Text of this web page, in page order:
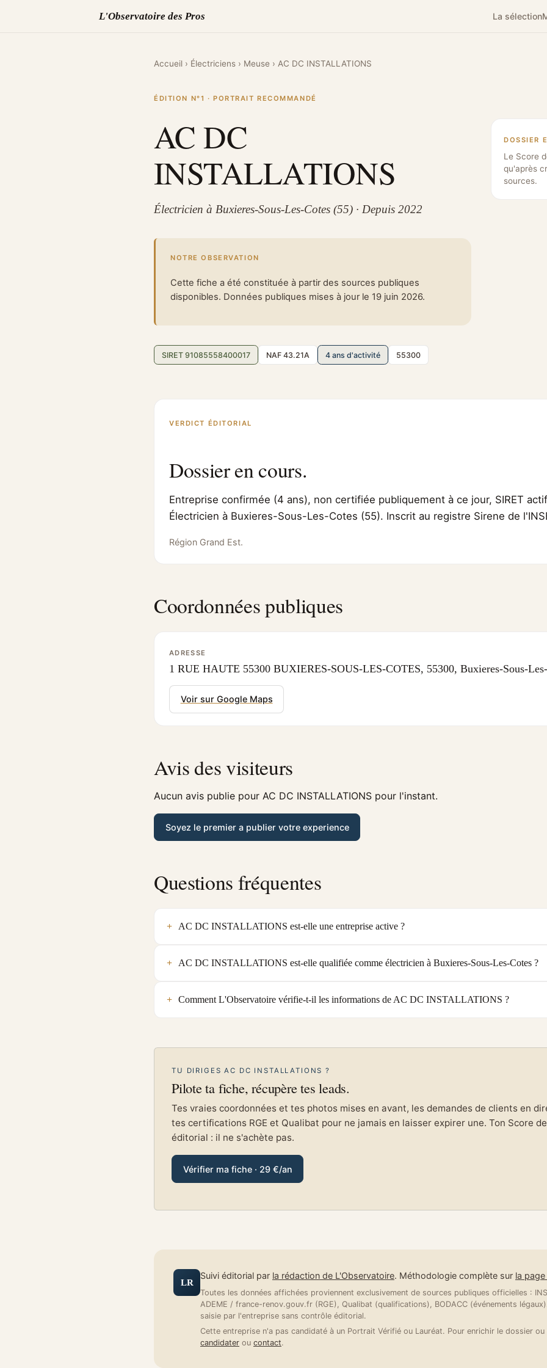
L'Observatoire des Pros La sélection
Accueil › Électriciens › Meuse › AC DC INSTALLATIONS
ÉDITION N°1 · PORTRAIT RECOMMANDÉ
AC DC
INSTALLATIONS
Électricien à Buxieres-Sous-Les-Cotes (55) · Depuis 2022
NOTRE OBSERVATION
Cette fiche a été constituée à partir des sources publiques
disponibles. Données publiques mises à jour le 19 juin 2026.
SIRET 91085558400017 NAF 43.21A 4 ans d'activité 55300
DOSSIER
Le Score
qu'après
sources.
VERDICT ÉDITORIAL
Dossier en cours.
Entreprise confirmée (4 ans), non certifiée publiquement à ce jour, SIRET
Électricien à Buxieres-Sous-Les-Cotes (55). Inscrit au registre Sirene de
Région Grand Est.
Coordonnées publiques
ADRESSE
1 RUE HAUTE 55300 BUXIERES-SOUS-LES-COTES, 55300, Buxieres-Sous-
Voir sur Google Maps
Avis des visiteurs
Aucun avis publie pour AC DC INSTALLATIONS pour l'instant.
Soyez le premier a publier votre experience
Questions fréquentes
AC DC INSTALLATIONS est-elle une entreprise active ?
AC DC INSTALLATIONS est-elle qualifiée comme électricien à Buxieres-Sous-Les-Cotes ?
Comment L'Observatoire vérifie-t-il les informations de AC DC INSTALLATIONS ?
TU DIRIGES AC DC INSTALLATIONS ?
Pilote ta fiche, récupère tes leads.
Tes vraies coordonnées et tes photos mises en avant, les demandes de clients en
tes certifications RGE et Qualibat pour ne jamais en laisser expirer une. Ton Score
éditorial : il ne s'achète pas.
Vérifier ma fiche · 29 €/an
LR
Suivi éditorial par la rédaction de L'Observatoire. Méthodologie complète sur la
Toutes les données affichées proviennent exclusivement de sources publiques officielles :
ADEME / france-renov.gouv.fr (RGE), Qualibat (qualifications), BODACC (événements
saisie par l'entreprise sans contrôle éditorial.
Cette entreprise n'a pas candidaté à un Portrait Vérifié ou Lauréat. Pour enrichir le dossier
candidater ou contact.